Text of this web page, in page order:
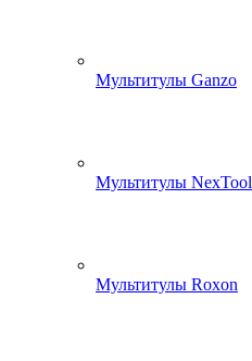
Мультитулы Ganzo
Мультитулы NexTool
Мультитулы Roxon